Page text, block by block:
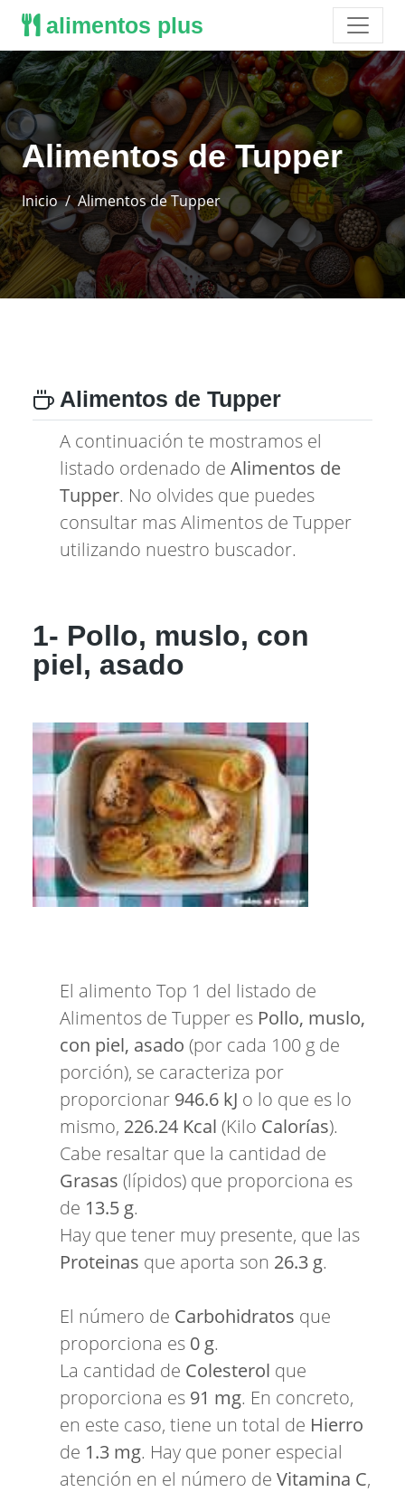
alimentos plus
Alimentos de Tupper
Inicio Alimentos de Tupper
Alimentos de Tupper
A continuación te mostramos el
listado ordenado de Alimentos de
Tupper. No olvides que puedes
consultar mas Alimentos de Tupper
utilizando nuestro buscador.
1- Pollo, muslo, con
piel, asado
El alimento Top 1 del listado de
Alimentos de Tupper es Pollo, muslo,
con piel, asado (por cada 100 g de
porción), se caracteriza por
proporcionar 946.6 kJ o lo que es lo
mismo, 226.24 Kcal (Kilo Calorías).
Cabe resaltar que la cantidad de
Grasas (lípidos) que proporciona es
de 13.5 g.
Hay que tener muy presente, que las
Proteinas que aporta son 26.3 g.
El número de Carbohidratos que
proporciona es 0 g.
La cantidad de Colesterol que
proporciona es 91 mg. En concreto,
en este caso, tiene un total de Hierro
de 1.3 mg. Hay que poner especial
atención en el número de Vitamina C,